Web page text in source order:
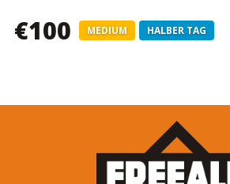
€100 MEDIUM HALBER TAG